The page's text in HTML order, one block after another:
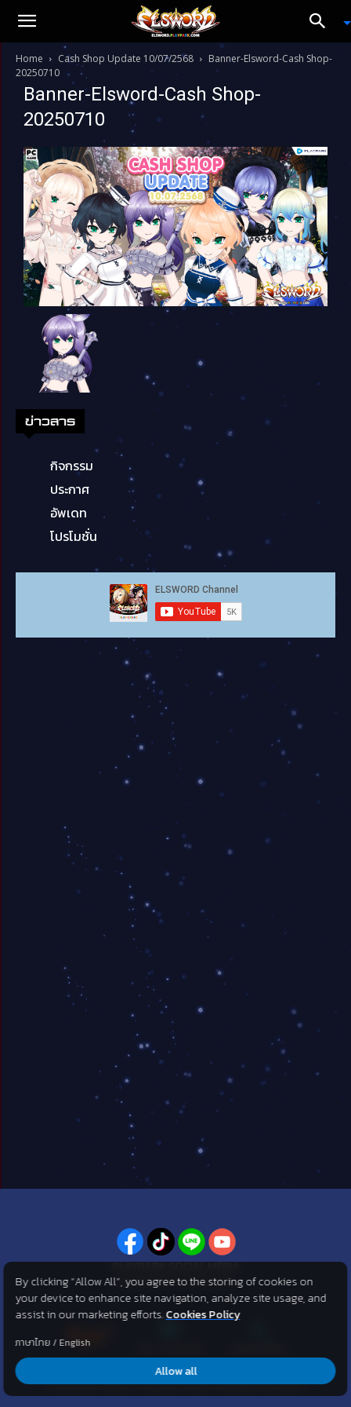
Home Cash Shop Update 10/07/2568
Banner-Elsword-Cash Shop-
20250710
Banner-Elsword-Cash Shop-
20250710
ข่าวสาร
กิจกรรม
ประกาศ
อัพเดท
โปรโมชั่น
PLAYPARK SOCIAL MEDIA
ไม่พลาดทุกข่าวสารจาก PlayPark
©2007 KOG corporation . All Rights Reserved. ©2012 Asphere
Innovations Public Company Limited. All Rights Reserved.
By clicking “Allow All”, you agree to the storing of cookies on
your device to enhance site navigation, analyze site usage, and
assist in our marketing efforts.Cookies Policy
ภาษาไทย / English
Allow all